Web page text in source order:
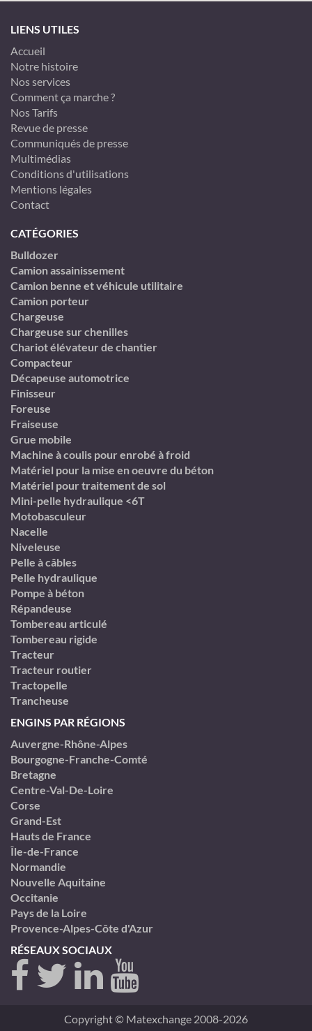
LIENS UTILES
Accueil
Notre histoire
Nos services
Comment ça marche ?
Nos Tarifs
Revue de presse
Communiqués de presse
Multimédias
Conditions d'utilisations
Mentions légales
Contact
CATÉGORIES
Bulldozer
Camion assainissement
Camion benne et véhicule utilitaire
Camion porteur
Chargeuse
Chargeuse sur chenilles
Chariot élévateur de chantier
Compacteur
Décapeuse automotrice
Finisseur
Foreuse
Fraiseuse
Grue mobile
Machine à coulis pour enrobé à froid
Matériel pour la mise en oeuvre du béton
Matériel pour traitement de sol
Mini-pelle hydraulique <6T
Motobasculeur
Nacelle
Niveleuse
Pelle à câbles
Pelle hydraulique
Pompe à béton
Répandeuse
Tombereau articulé
Tombereau rigide
Tracteur
Tracteur routier
Tractopelle
Trancheuse
ENGINS PAR RÉGIONS
Auvergne-Rhône-Alpes
Bourgogne-Franche-Comté
Bretagne
Centre-Val-De-Loire
Corse
Grand-Est
Hauts de France
Île-de-France
Normandie
Nouvelle Aquitaine
Occitanie
Pays de la Loire
Provence-Alpes-Côte d'Azur
RÉSEAUX SOCIAUX
Copyright © Matexchange 2008-2026